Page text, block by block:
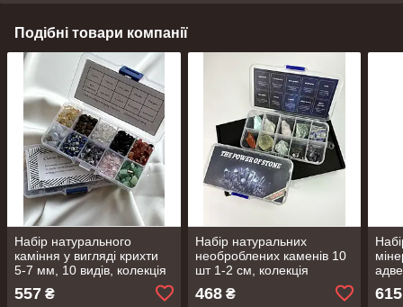
Подібні товари компанії
Набір натурального
каміння у вигляді крихти
5-7 мм, 10 видів, колекція
мінералів для дорослих та
дітей.
557 ₴
Набір натуральних
необроблених каменів 10
шт 1-2 см, колекція
мінералів для дорослих та
дітей
468₴
24
615